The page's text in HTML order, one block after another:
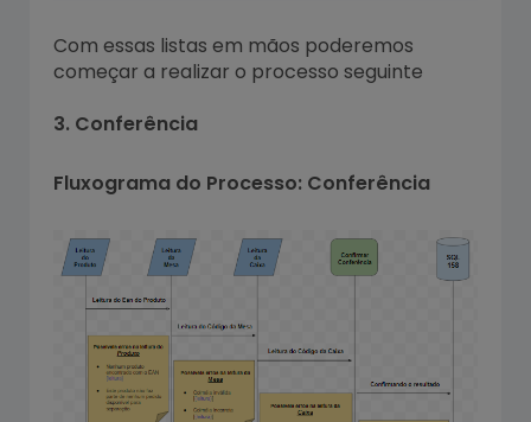
Com essas listas em mãos poderemos
começar a realizar o processo seguinte
3. Conferência
Fluxograma do Processo: Conferência